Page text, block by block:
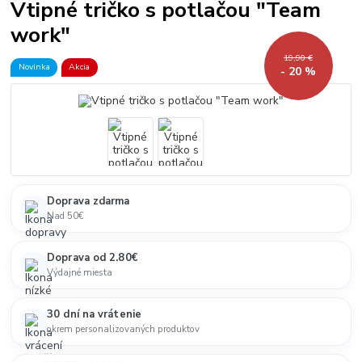
Vtipné tričko s potlačou "Team
work"
Novinka Akcia
19,90 €
- 20 %
Doprava zdarma
Nad 50€
Doprava od 2.80€
Výdajné miesta
30 dní na vrátenie
okrem personalizovaných produktov